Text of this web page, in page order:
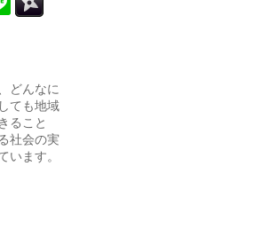
どんなに
ても地域
ること
社会の実
います。